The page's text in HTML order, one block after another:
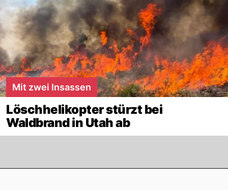
Mit zwei Insassen
Löschhelikopter stürzt bei
Waldbrand in Utah ab